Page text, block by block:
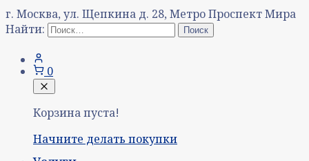
г. Москва, ул. Щепкина д. 28, Метро Проспект Мира
Найти:
0
Корзина пуста!
Начните делать покупки